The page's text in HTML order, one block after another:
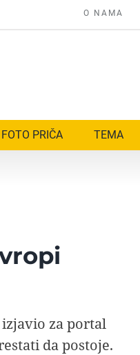
O NAMA
FOTO PRIČA TEMA
za portal
da postoje.